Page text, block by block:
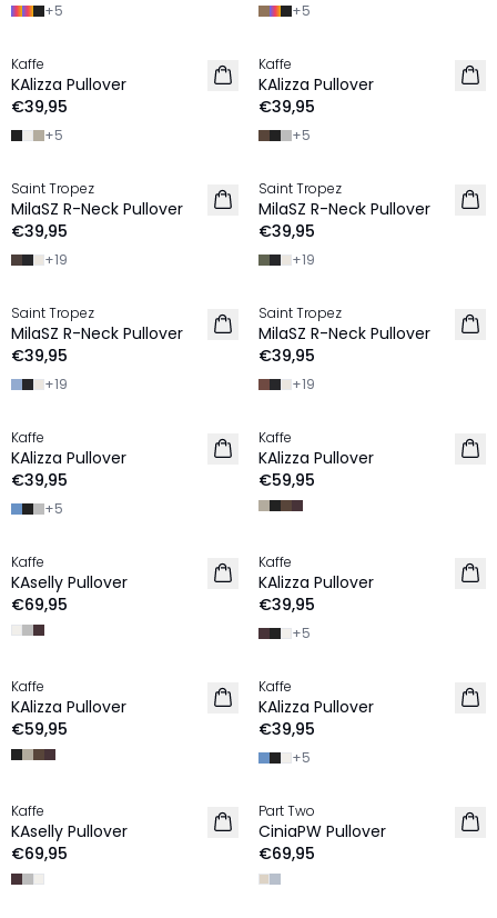
+5 +5
NIEUW
Kaffe
KAlizza Pullover
€39,95
+5
NIEUW
Kaffe
KAlizza Pullover
€39,95
+5
NIEUW
Saint Tropez
MilaSZ R-Neck Pullover
€39,95
+19
NIEUW
Saint Tropez
MilaSZ R-Neck Pullover
€39,95
+19
NIEUW
Saint Tropez
MilaSZ R-Neck Pullover
€39,95
+19
NIEUW
Saint Tropez
MilaSZ R-Neck Pullover
€39,95
+19
NIEUW
Kaffe
KAlizza Pullover
€39,95
+5
NIEUW
Kaffe
KAlizza Pullover
€59,95
NIEUW
Kaffe
KAselly Pullover
€69,95
NIEUW
Kaffe
KAlizza Pullover
€39,95
+5
NIEUW
Kaffe
KAlizza Pullover
€59,95
NIEUW
Kaffe
KAlizza Pullover
€39,95
+5
NIEUW
Kaffe
KAselly Pullover
€69,95
NIEUW
Part Two
CiniaPW Pullover
€69,95